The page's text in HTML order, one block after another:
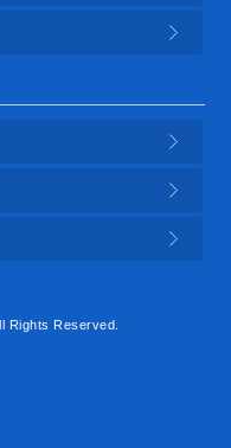
Rights Reserved.